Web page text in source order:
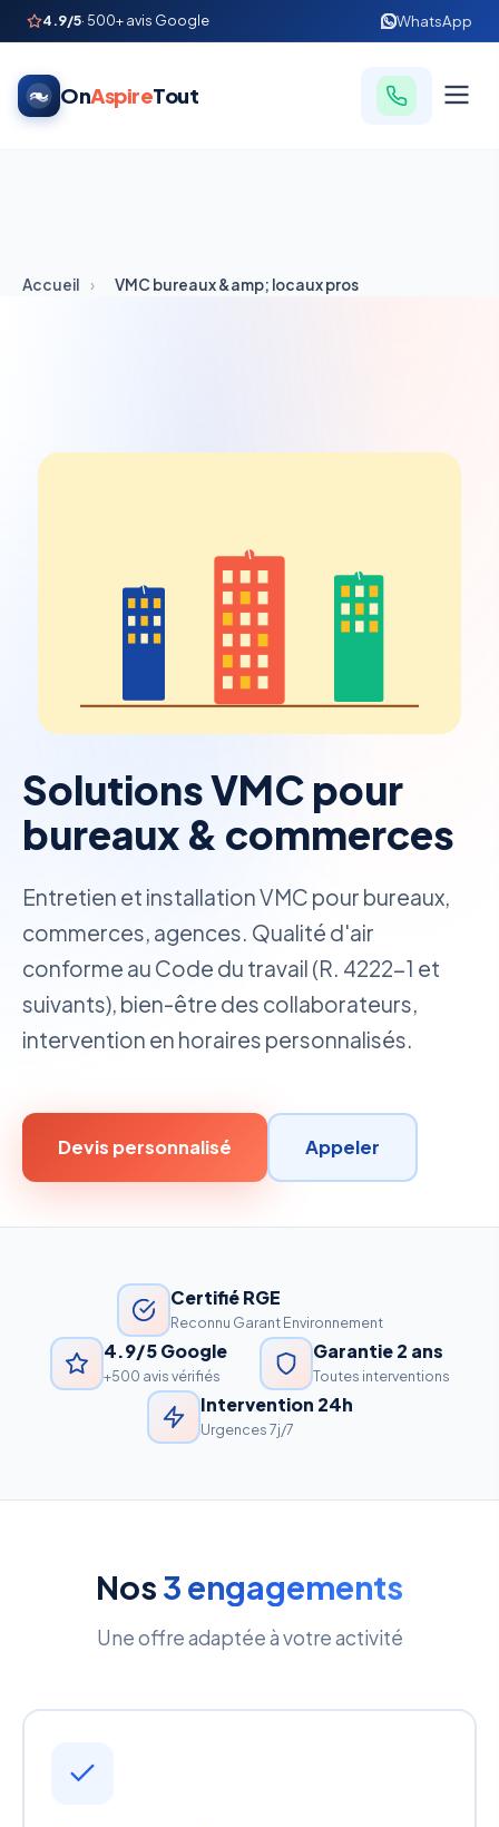
4.9/5· 500+ avis Google WhatsApp
OnAspireTout
Accueil › VMC bureaux &amp; locaux pros
Solutions VMC pour
bureaux & commerces
Entretien et installation VMC pour bureaux,
commerces, agences. Qualité d'air
conforme au Code du travail (R. 4222-1 et
suivants), bien-être des collaborateurs,
intervention en horaires personnalisés.
Devis personnalisé Appeler
Certifié RGE
Reconnu Garant Environnement
4.9/5 Google
+500 avis vérifiés
Garantie 2 ans
Toutes interventions
Intervention 24h
Urgences 7j/7
Nos3 engagements
Une offre adaptée à votre activité